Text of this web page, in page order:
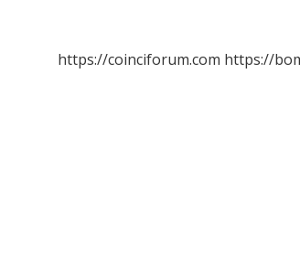
https://coinciforum.com https://